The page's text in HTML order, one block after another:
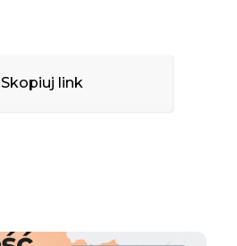
Skopiuj link